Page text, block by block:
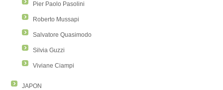
Pier Paolo Pasolini
Roberto Mussapi
Salvatore Quasimodo
Silvia Guzzi
Viviane Ciampi
JAPON